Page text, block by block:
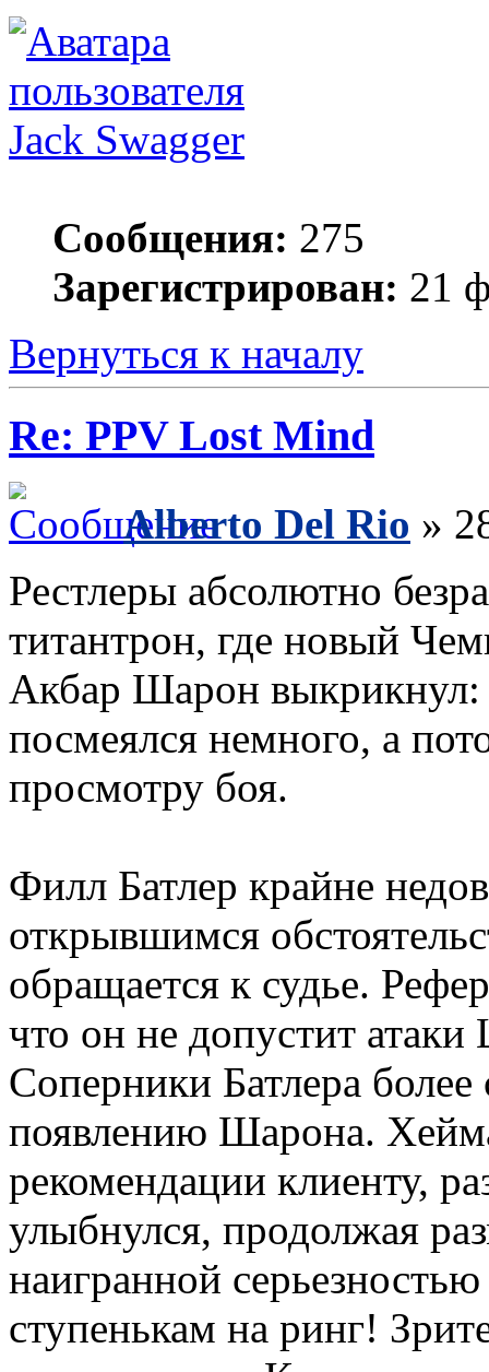
Jack Swagger
Сообщения: 275
Зарегистрирован: 21
Вернуться к началу
Re: PPV Lost Mind
Alberto Del Rio »
Рестлеры абсолютно
титантрон, где новый
Акбар Шарон
посмеялся немного, а
просмотру боя.
Филл Батлер крайне
открывшимся
обращается к судье.
что он не допустит
Соперники Батлера
появлению Шарона.
рекомендации клиенту,
улыбнулся, продолжая
наигранной
ступенькам на ринг!